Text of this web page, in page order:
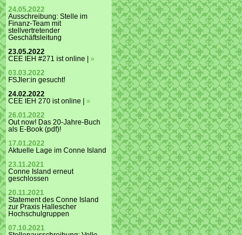
24.05.2022
Ausschreibung: Stelle im
Finanz-Team mit
stellvertretender
Geschäftsleitung
23.05.2022
CEE IEH #271 ist online | »
03.03.2022
FSJler:in gesucht!
24.02.2022
CEE IEH 270 ist online | »
26.01.2022
Out now! Das 20-Jahre-Buch
als E-Book (pdf)!
17.01.2022
Aktuelle Lage im Conne Island
23.11.2021
Conne Island erneut
geschlossen
20.11.2021
Statement des Conne Island
zur Praxis Hallescher
Hochschulgruppen
07.10.2021